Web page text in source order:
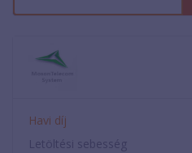
Havi díj
Letöltési sebesség